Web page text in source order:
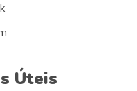
Úteis